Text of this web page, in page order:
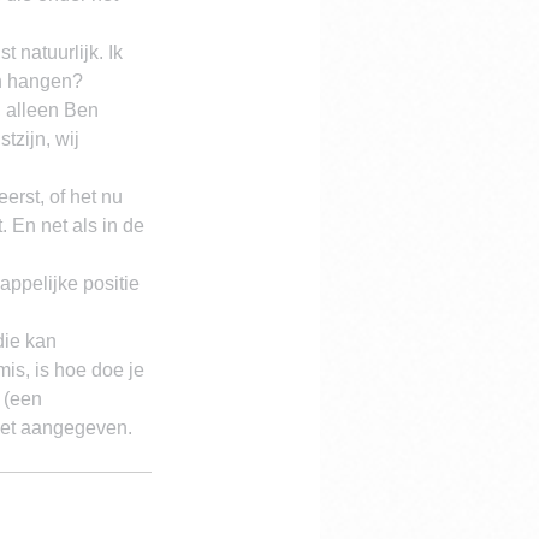
natuurlijk. Ik
hangen?
alleen Ben
wij
of het nu
En net als in de
positie
kan
is hoe doe je
aangegeven.